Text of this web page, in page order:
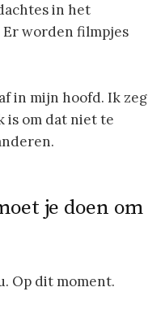
in het
worden filmpjes
in mijn hoofd. Ik zeg
is om dat niet te
je doen om
Op dit moment.